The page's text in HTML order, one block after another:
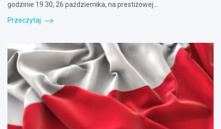
godzinie 19.30, 26 października, na prestiżowej…
Przeczytaj